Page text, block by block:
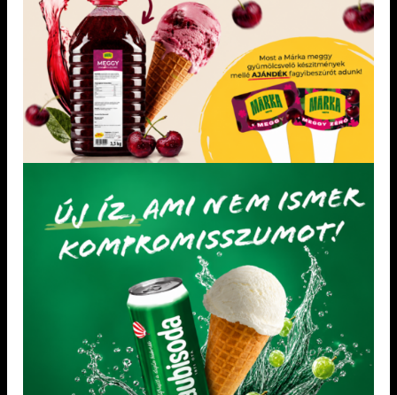
Áfonya koncentrátum 200 g
Adagolás: 2 evőkanál/ liter
KEDVENCEM!
BIRSALMA SAJT KONCENTRÁTUM
1,2 kg
KEDVENCEM!
KEDVENCEM! KEDVENCEM!